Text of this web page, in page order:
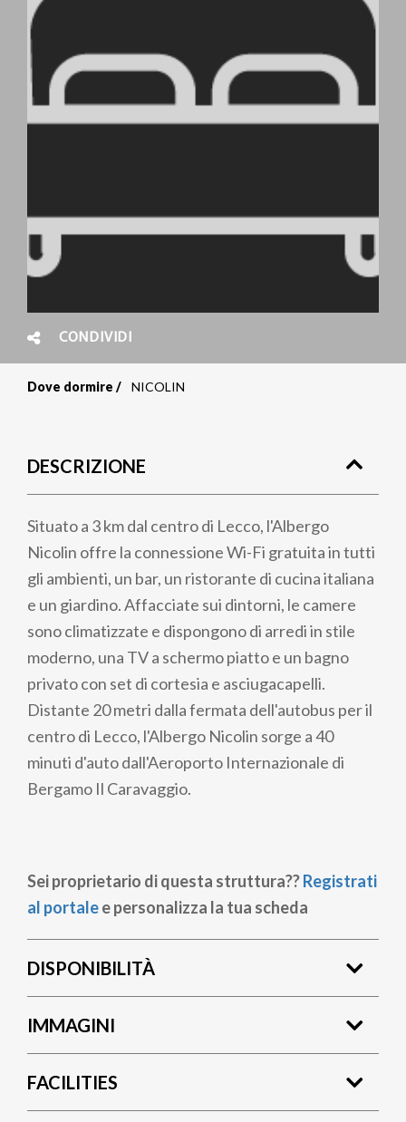
CONDIVIDI
pane
Dove dormire NICOLIN
DESCRIZIONE
Situato a 3 km dal centro di Lecco, l'Albergo
Nicolin offre la connessione Wi-Fi gratuita in tutti
gli ambienti, un bar, un ristorante di cucina italiana
e un giardino. Affacciate sui dintorni, le camere
sono climatizzate e dispongono di arredi in stile
moderno, una TV a schermo piatto e un bagno
privato con set di cortesia e asciugacapelli.
Distante 20 metri dalla fermata dell'autobus per il
centro di Lecco, l'Albergo Nicolin sorge a 40
minuti d'auto dall'Aeroporto Internazionale di
Bergamo Il Caravaggio.
Sei proprietario di questa struttura??Registrati
al portalee personalizza la tua scheda
DISPONIBILITÀ
IMMAGINI
FACILITIES